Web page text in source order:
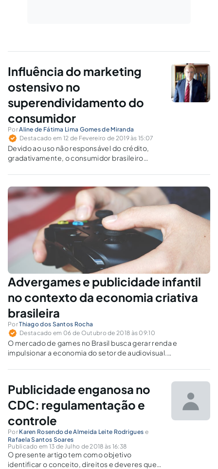
Influência do marketing
ostensivo no
superendividamento do
consumidor
PorAline de Fátima Lima Gomes de Miranda
Destacado em 12 de Fevereiro de 2019 às 15:07
Devido ao uso não responsável do crédito,
gradativamente, o consumidor brasileiro
detrimento de uma cultura de poupança, que
com o passar do tempo tem gerado a
problemática do superendividamento.
Advergames e publicidade infantil
no contexto da economia criativa
brasileira
PorThiago dos Santos Rocha
Destacado em 06 de Outubro de 2018 às 09:10
O mercado de games no Brasil busca gerar renda e
impulsionar a economia do setor de audiovisual.
as questões éticas e jurídicas inerentes à publicidade em
Publicidade enganosa no
CDC: regulamentação e
controle
Por Karen Rosendo de Almeida Leite Rodrigues e
Rafaela Santos Soares
Publicado em 13 de Julho de 2018 às 16:38
O presente artigo tem como objetivo
identificar o conceito, direitos e deveres que